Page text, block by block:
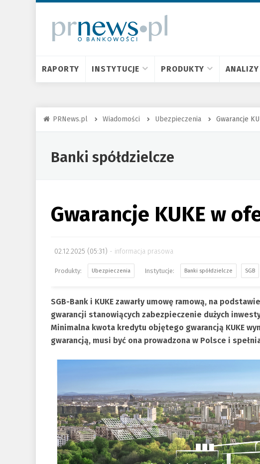
RAPORTY INSTYTUCJE PRODUKTY ANALIZY
PRNews.pl Wiadomości Ubezpieczenia Gwarancje
Banki spółdzielcze
Gwarancje KUKE w
02.12.2025 (05:31) informacja prasowa
Ubezpieczenia Banki spółdzielcze SGB
SGB-Bank i KUKE zawarły umowę ramową, na
gwarancji stanowiących zabezpieczenie dużych
Minimalna kwota kredytu objętego gwarancją KUKE
gwarancją, musi być ona prowadzona w Polsce i